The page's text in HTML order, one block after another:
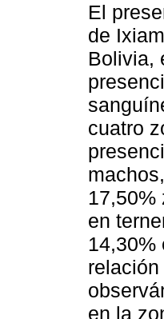
El
de
Bolivia,
cuatro
17,50%
en
14,30%
en la